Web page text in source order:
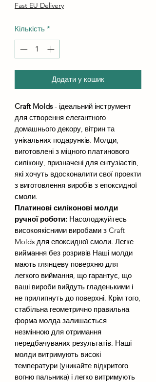
Fast EU Delivery
Кількість *
Додати у кошик
Craft Molds- ідеальний інструмент
для створення елегантного
домашнього декору, вітрин та
унікальних подарунків. Молди,
виготовлені з міцного платинового
силікону, призначені для ентузіастів,
які хочуть вдосконалити свої проекти
з виготовлення виробів з епоксидної
смоли.
Платинові силіконові молди
ручної роботи: Насолоджуйтесь
високоякісними виробами з Craft
Molds для епоксидної смоли. Легке
виймання без розривів Наші молди
мають глянцеву поверхню для
легкого виймання, що гарантує, що
ваші вироби вийдуть гладенькими і
не прилипнуть до поверхні. Крім того,
стабільна геометрично правильна
форма молда залишається
незмінною для отримання
передбачуваних результатів. Наші
молди витримують високі
температури (уникайте відкритого
вогню пальника) і легко витримують